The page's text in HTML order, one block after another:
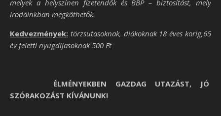
melyek a helyszínen fizetendők és BBP – biztosítást, mely
irodáinkban megköthetők.
Kedvezmények: törzsutasoknak, diákoknak 18 éves korig,65
év feletti nyugdíjasoknak 500 Ft
ÉLMÉNYEKBEN GAZDAG UTAZÁST,
JÓ
SZÓRAKOZÁST KÍVÁNUNK!